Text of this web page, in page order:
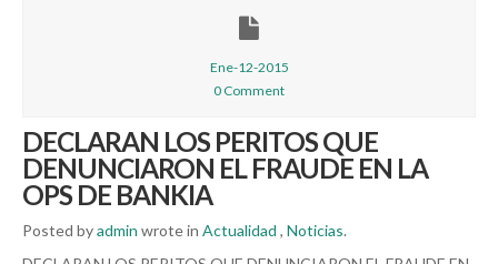
Ene-12-2015
0 Comment
DECLARAN LOS PERITOS QUE
DENUNCIARON EL FRAUDE EN LA
OPS DE BANKIA
Posted byadmin wrote in Actualidad , Noticias.